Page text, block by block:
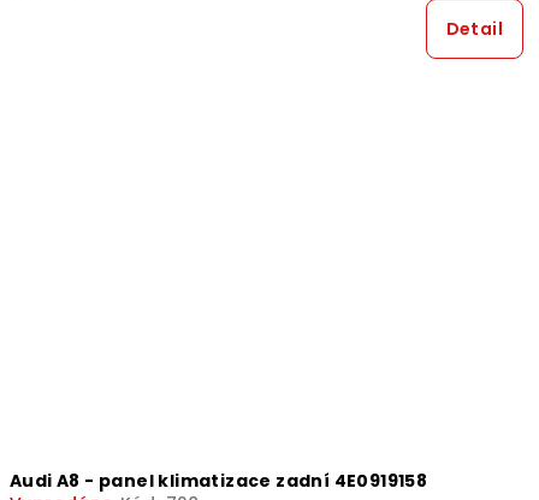
Detail
Audi A8 - panel klimatizace zadní 4E0919158